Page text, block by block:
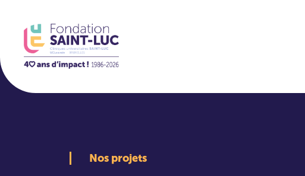
Nos projets